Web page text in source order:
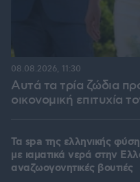
Αυτά τα τρία ζώδια
οικονομική επιτυχία
08.08.2026, 11:30
Τα spa της ελληνικής
με ιαματικά νερά στην
αναζωογονητικές βουτιές